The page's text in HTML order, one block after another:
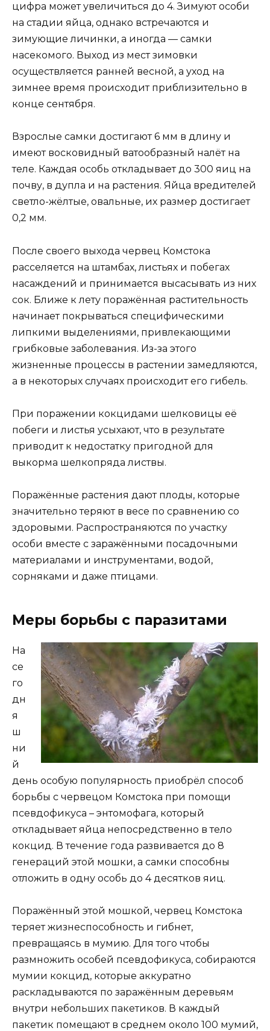
цифра может увеличиться до 4. Зимуют особи
на стадии яйца, однако встречаются и
зимующие личинки, а иногда — самки
насекомого. Выход из мест зимовки
осуществляется ранней весной, а уход на
зимнее время происходит приблизительно в
конце сентября.
Взрослые самки достигают 6 мм в длину и
имеют восковидный ватообразный налёт на
теле. Каждая особь откладывает до 300 яиц на
почву, в дупла и на растения. Яйца вредителей
светло-жёлтые, овальные, их размер достигает
0,2 мм.
После своего выхода червец Комстока
расселяется на штамбах, листьях и побегах
насаждений и принимается высасывать из них
сок. Ближе к лету поражённая растительность
начинает покрываться специфическими
липкими выделениями, привлекающими
грибковые заболевания. Из-за этого
жизненные процессы в растении замедляются,
а в некоторых случаях происходит его гибель.
При поражении кокцидами шелковицы её
побеги и листья усыхают, что в результате
приводит к недостатку пригодной для
выкорма шелкопряда листвы.
Поражённые растения дают плоды, которые
значительно теряют в весе по сравнению со
здоровыми. Распространяются по участку
особи вместе с заражёнными посадочными
материалами и инструментами, водой,
сорняками и даже птицами.
Меры борьбы с паразитами
На
се
го
дн
я
ш
ни
й
день особую популярность приобрёл способ
борьбы с червецом Комстока при помощи
псевдофикуса – энтомофага, который
откладывает яйца непосредственно в тело
кокцид. В течение года развивается до 8
генераций этой мошки, а самки способны
отложить в одну особь до 4 десятков яиц.
Поражённый этой мошкой, червец Комстока
теряет жизнеспособность и гибнет,
превращаясь в мумию. Для того чтобы
размножить особей псевдофикуса, собираются
мумии кокцид, которые аккуратно
раскладываются по заражённым деревьям
внутри небольших пакетиков. В каждый
пакетик помещают в среднем около 100 мумий,